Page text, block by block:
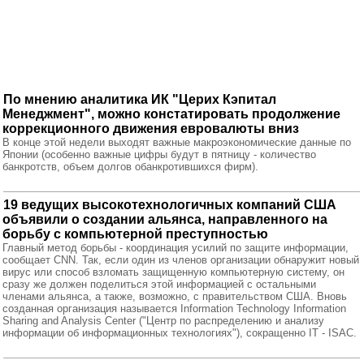
По мнению аналитика ИК "Церих Кэпитал
Менеджмент", можно констатировать продолжение
коррекционного движения евровалюты вниз
В конце этой недели выходят важные макроэкономические данные по
Японии (особенно важные цифры будут в пятницу - количество
банкротств, объем долгов обанкротившихся фирм).
19 ведущих высокотехнологичных компаний США
объявили о создании альянса, направленного на
борьбу с компьютерной преступностью
Главный метод борьбы - координация усилий по защите информации,
сообщает CNN. Так, если один из членов организации обнаружит новый
вирус или способ взломать защищенную компьютерную систему, он
сразу же должен поделиться этой информацией с остальными
членами альянса, а также, возможно, с правительством США. Вновь
созданная организация называется Information Technology Information
Sharing and Analysis Center ("Центр по распределению и анализу
информации об информационных технологиях"), сокращенно IT - ISAC.